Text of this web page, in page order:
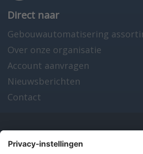
Direct naar
Gebouwautomatisering
Over onze organisatie
Account aanvragen
Nieuwsberichten
Contact
Onze producten
en diensten